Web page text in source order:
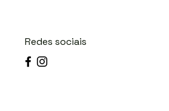
Redes sociais